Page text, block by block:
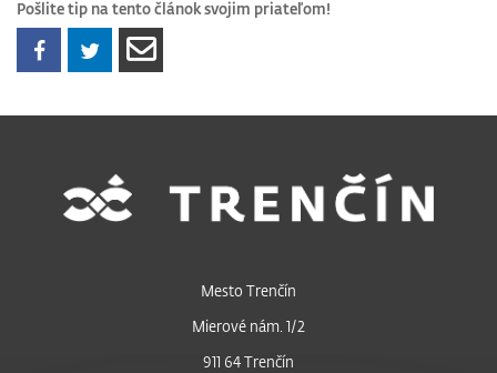
Pošlite tip na tento článok svojim priateľom!
Mesto Trenčín
Mierové nám. 1/2
911 64 Trenčín